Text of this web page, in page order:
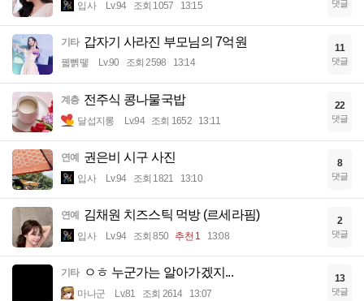
입사 Lv.94 조회 1057 13:15 댓글
기타 갑자기 사라진 부모님의 7억원
꿻뻵뗗 Lv.90 조회 2598 13:14
11
댓글
계층 전주식 콩나물국밥
달섭지롱 Lv.94 조회 1652 13:11
22
댓글
연예 권은비 시구 사진
입사 Lv.94 조회 1821 13:10
8
댓글
연예 김채원 치즈스틱 먹방 (르세라핌)
입사 Lv.94 조회 850 추천 1 13:08
2
댓글
기타 ㅇㅎ 누군가는 알아가겠지...
마나군 Lv.81 조회 2614 13:07
13
댓글